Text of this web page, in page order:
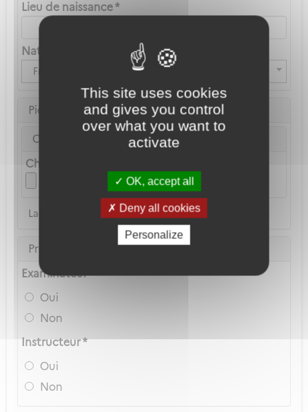
This site uses cookies
and gives you control
over what you want to
activate
OK, accept all
Deny all cookies
Personalize
Lieu de naissance *
Nationalité *
Française
Pièce d'identité
Carte Nationale d'Identité ou Passeport *
Choix du fichier
La copie du permis de conduire n'est pas acceptée
Privilèges Navigant
Examinateur *
Oui
Non
Instructeur *
Oui
Non